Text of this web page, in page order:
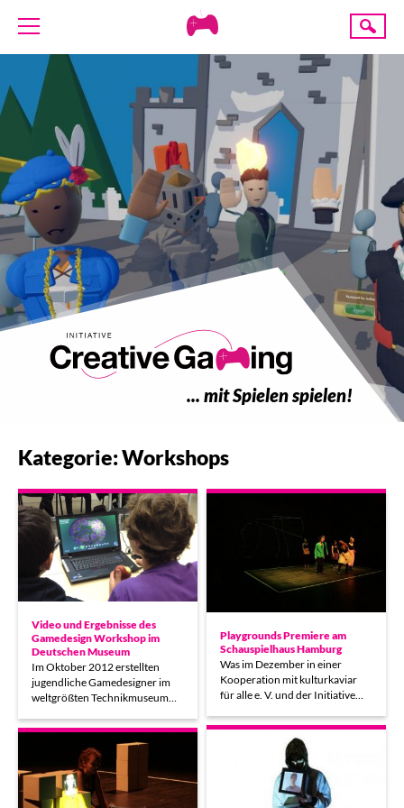
Creative
AKTUELLES
TERMINE
ANGEBOTE
PROJEKTE
PRESSE
SPENDE
Suche
... mit Spielen spielen!
Kategorie: Workshops
Video und Ergebnisse des
Gamedesign Workshop im
Deutschen Museum
Im Oktober 2012 erstellten
jugendliche Gamedesigner im
weltgrößten Technikmuseum…
Playgrounds Premiere am
Schauspielhaus Hamburg
Was im Dezember in einer
Kooperation mit kulturkaviar
für alle e. V. und der Initiative…